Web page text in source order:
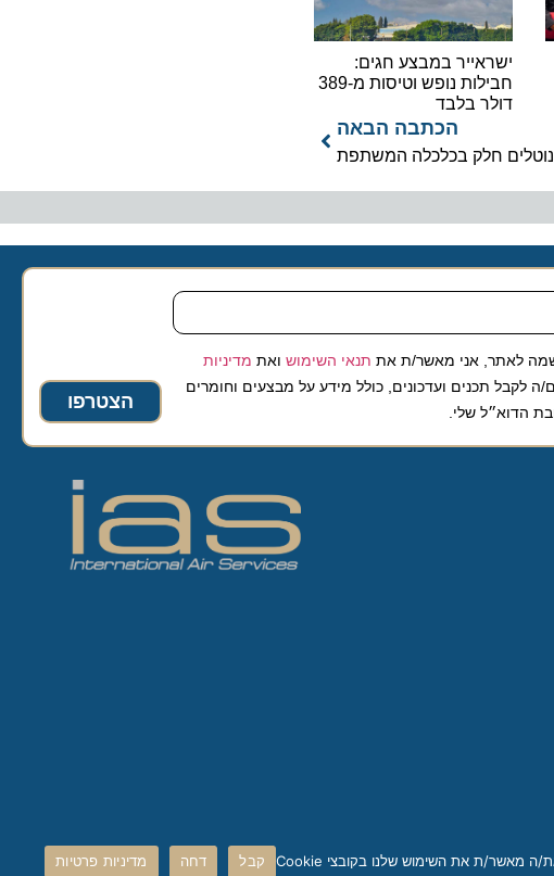
ישראייר במבצע חגים:
חבילות נופש וטיסות מ-389
דולר בלבד
הכתבה הבאה
חלק בכלכלה המשתפת
לאתר, אני מאשר/ת אתתנאי השימושואת מדיניות
תכנים ועדכונים, כולל מידע על מבצעים וחומרים
שלי.
הצטרפו
קבל מדיניות פרטיות